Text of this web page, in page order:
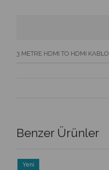
3 METRE HDMI TO HDMI KABLO
Benzer Ürünler
Yeni